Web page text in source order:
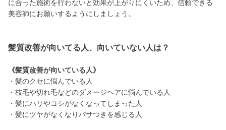
に合った施術を行わないと効果が上がりにくいため、信頼できる
美容師にお願いするようにしましょう。
髪質改善が向いてる人、向いていない人は？
《髪質改善が向いている人》
・髪のクセに悩んでいる人
・枝毛や切れ毛などのダメージヘアに悩んでいる人
・髪にハリやコシがなくなってしまった人
・髪にツヤがなくなりパサつきを感じる人